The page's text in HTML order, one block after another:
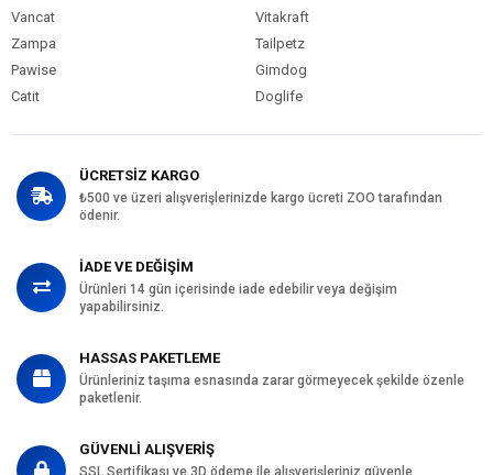
Vancat
Vitakraft
Zampa
Tailpetz
Pawise
Gimdog
Catit
Doglife
ÜCRETSİZ KARGO
₺500 ve üzeri alışverişlerinizde kargo ücreti ZOO tarafından
ödenir.
İADE VE DEĞİŞİM
Ürünleri 14 gün içerisinde iade edebilir veya değişim
yapabilirsiniz.
HASSAS PAKETLEME
Ürünleriniz taşıma esnasında zarar görmeyecek şekilde özenle
paketlenir.
GÜVENLİ ALIŞVERİŞ
SSL Sertifikası ve 3D ödeme ile alışverişleriniz güvenle